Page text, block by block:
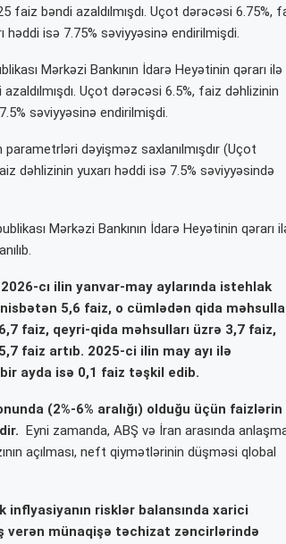
faiz bəndi azaldılmışdı. Uçot dərəcəsi 6.75%,
həddi isə 7.75% səviyyəsinə endirilmişdi.
Mərkəzi Bankının İdarə Heyətinin qərarı ilə
Uçot dərəcəsi 6.5%, faiz dəhlizinin
səviyyəsinə endirilmişdi.
dəyişməz saxlanılmışdır (Uçot
dəhlizinin yuxarı həddi isə 7.5% səviyyəsində
Mərkəzi Bankının İdarə Heyətinin qərarı
2026-cı ilin yanvar-may aylarında istehlak
5,6 faiz, o cümlədən qida
faiz, qeyri-qida məhsulları üzrə 3,7 faiz,
faiz artıb. 2025-ci ilin may ayı ilə
ayda isə 0,1 faiz təşkil edib.
(2%-6% aralığı) olduğu üçün faizlərin
Eyni zamanda, ABŞ və İran arasında
açılması, neft qiymətlərinin düşməsi qlobal
risklər balansında xarici
verən münaqişə təchizat zəncirlərində